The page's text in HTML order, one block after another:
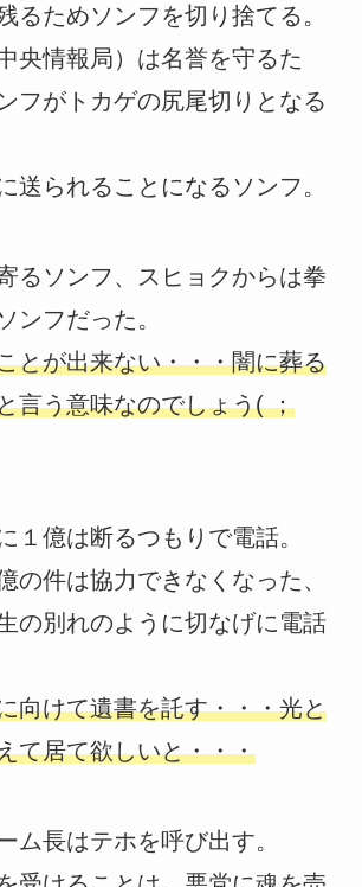
るためソンフを切り捨てる。
央情報局）は名誉を守るた
フがトカゲの尻尾切りとなる
送られることになるソンフ。
るソンフ、スヒョクからは拳
ンフだった。
とが出来ない・・・闇に葬る
言う意味なのでしょう( ；
１億は断るつもりで電話。
の件は協力できなくなった、
の別れのように切なげに電話
向けて遺書を託す・・・光と
て居て欲しいと・・・
ム長はテホを呼び出す。